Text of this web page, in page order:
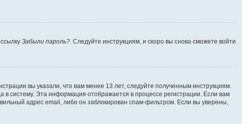
Забыли пароль? . Следуйте инструкциям, и скоро вы снова сможете войти
вы указали, что вам менее 13 лет, следуйте полученным инструкциям.
систему. Эта информация отображается в процессе регистрации. Если вам
адрес email, либо он заблокирован спам-фильтром. Если вы уверены,